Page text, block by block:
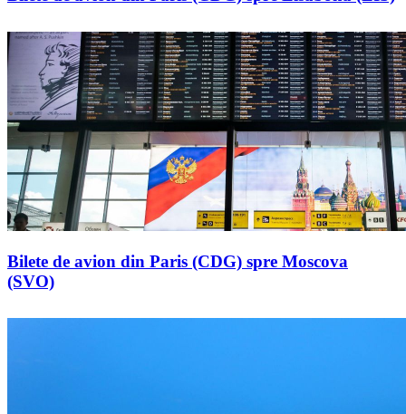
Bilete de avion din Paris (CDG) spre Moscova
(SVO)